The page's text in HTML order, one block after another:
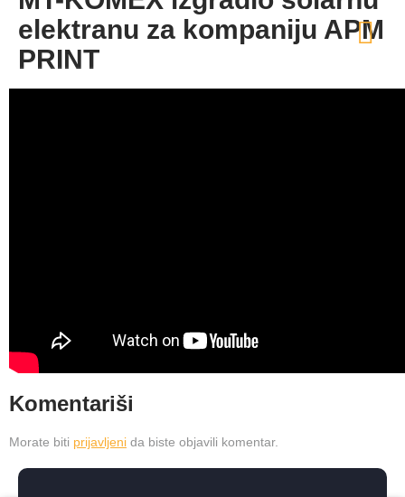
elektranu za kompaniju APM
PRINT
Komentariši
Morate biti prijavljeni da biste objavili komentar.